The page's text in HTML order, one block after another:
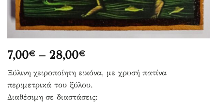
7,00€ – 28,00€Price
range:
7,00€
through
Ξύλινη χειροποίητη εικόνα, με χρυσή πατίνα
περιμετρικά του ξύλου.
Διαθέσιμη σε διαστάσεις: